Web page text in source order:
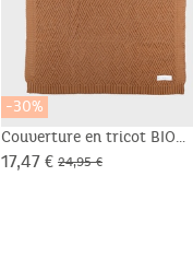
-30%
Couverture en tricot BIO
75x100cm
17,47 € 24,95 €